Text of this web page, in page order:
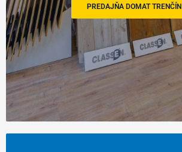
PREDAJŇA DOMAT TRENČÍN